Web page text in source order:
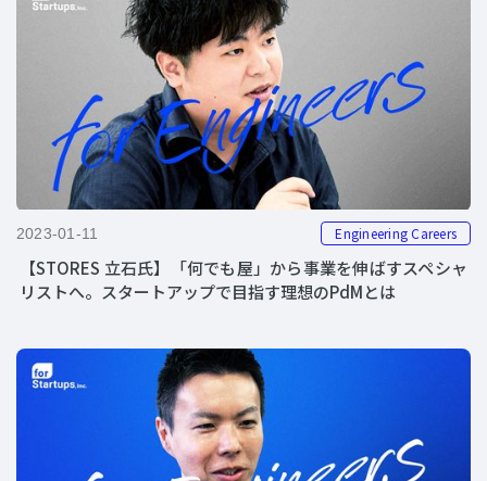
2023-01-11 Engineering Careers
【STORES 立石氏】「何でも屋」から事業を伸ばすスペシャ
リストへ。スタートアップで目指す理想のPdMとは